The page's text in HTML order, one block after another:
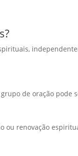
de oração pode
ou renovação